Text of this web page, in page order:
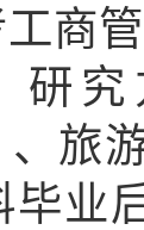
商
研
、旅
毕业